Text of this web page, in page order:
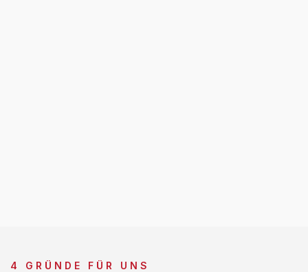
4 GRÜNDE FÜR UNS